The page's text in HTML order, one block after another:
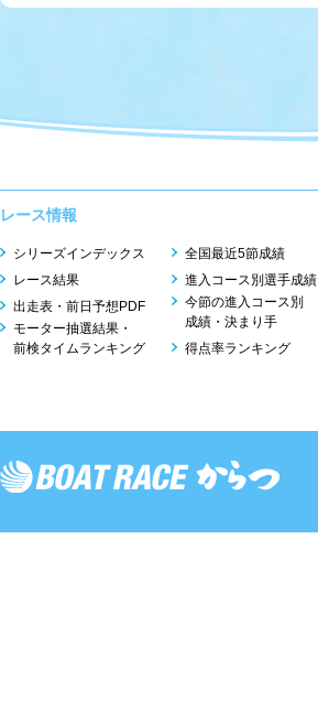
レース情報
シリーズインデックス
レース結果
出走表・前日予想PDF
モーター抽選結果・
前検タイムランキング
全国最近5節成績
進入コース別選手成績
今節の進入コース別
成績・決まり手
得点率ランキング